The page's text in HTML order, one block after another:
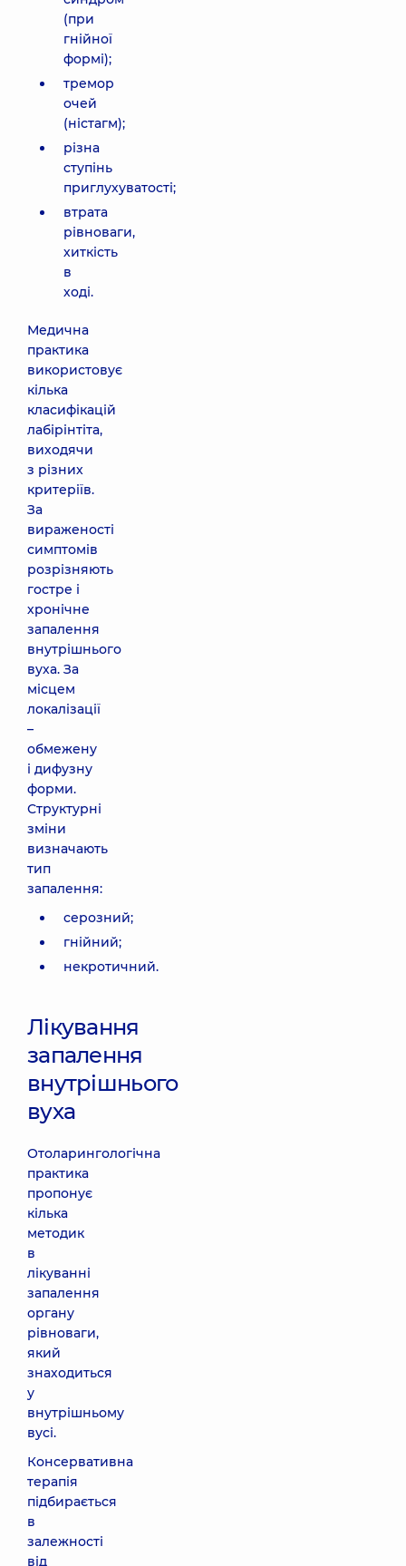
(при
гнійної
формі);
тремор
очей
(ністагм);
різна
ступінь
приглухуватості;
втрата
рівноваги,
хиткість
в
ході.
Медична
практика
використовує
кілька
класифікацій
лабірінтіта,
виходячи
з різних
критеріїв.
За
вираженості
симптомів
розрізняють
гостре і
хронічне
запалення
внутрішнього
вуха. За
місцем
локалізації
–
обмежену
і дифузну
форми.
Структурні
зміни
визначають
тип
запалення:
серозний;
гнійний;
некротичний.
Лікування
запалення
внутрішнього
вуха
Отоларингологічна
практика
пропонує
кілька
методик
в
лікуванні
запалення
органу
рівноваги,
який
знаходиться
у
внутрішньому
вусі.
Консервативна
терапія
підбирається
в
залежності
від